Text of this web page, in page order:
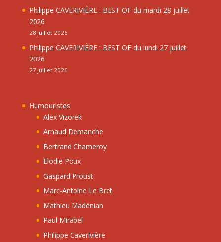
Philippe CAVERIVIÈRE : BEST OF du mardi 28 juillet
2026
28 juillet 2026
Philippe CAVERIVIÈRE : BEST OF du lundi 27 juillet
2026
27 juillet 2026
Humouristes
Alex Vizorek
Arnaud Demanche
Bertrand Chameroy
Elodie Poux
Gaspard Proust
Marc-Antoine Le Bret
Mathieu Madénian
Paul Mirabel
Philippe Caverivière